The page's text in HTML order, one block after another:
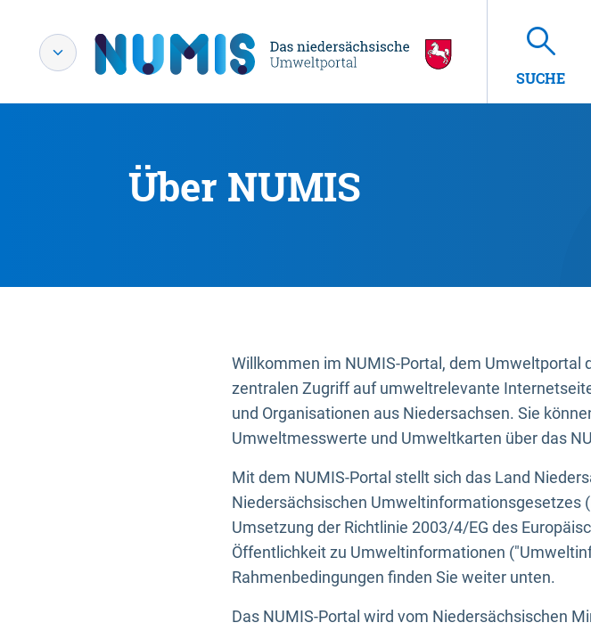
SUCHE
Über NUMIS
Willkommen im NUMIS-Portal, dem Umweltportal
zentralen Zugriff auf umweltrelevante
und Organisationen aus Niedersachsen. Sie
Umweltmesswerte und Umweltkarten über das
Mit dem NUMIS-Portal stellt sich das Land
Niedersächsischen Umweltinformationsgesetzes
Umsetzung der Richtlinie 2003/4/EG des
Öffentlichkeit zu Umweltinformationen
Rahmenbedingungen finden Sie weiter unten.
Das NUMIS-Portal wird vom Niedersächsischen